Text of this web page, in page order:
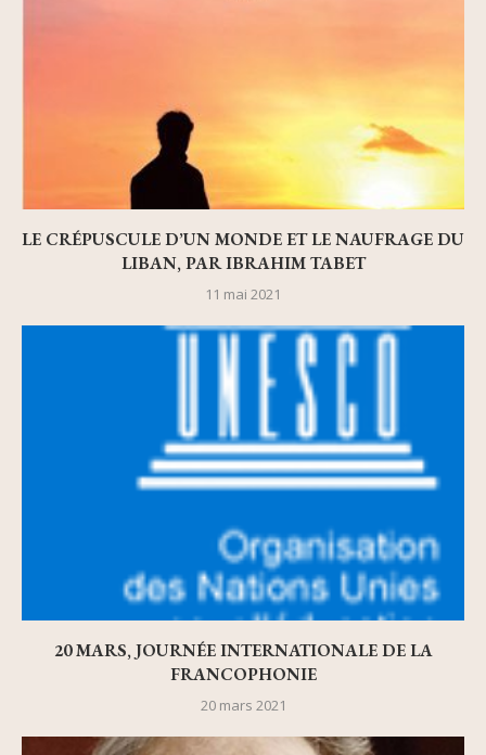
LE CRÉPUSCULE D’UN MONDE ET LE NAUFRAGE DU
LIBAN, PAR IBRAHIM TABET
11 mai 2021
20 MARS, JOURNÉE INTERNATIONALE DE LA
FRANCOPHONIE
20 mars 2021